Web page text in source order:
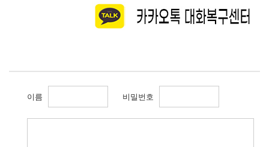
이름 비밀번호